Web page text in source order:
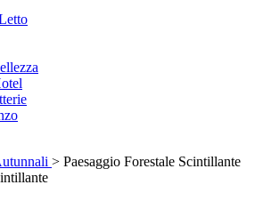
> Paesaggio Forestale Scintillante